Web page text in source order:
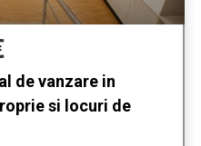
de vanzare in
si locuri de